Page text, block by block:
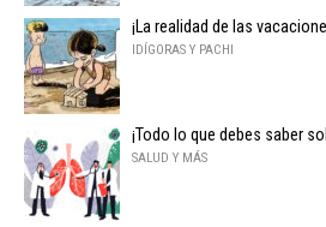
¡La realidad de las
IDÍGORAS Y PACHI
¡Todo lo que debes saber
SALUD Y MÁS